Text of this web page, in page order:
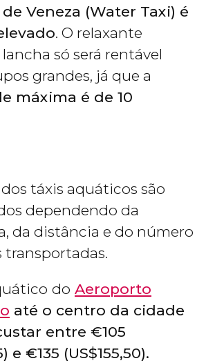
Veneza (Water Taxi) é
. O relaxante
só será rentável
grandes, já que a
máxima é de 10
dos táxis aquáticos são
dependendo da
da distância e do número
transportadas.
do Aeroporto
até o centro da cidade
entre €105
e €135 (US$155,50).